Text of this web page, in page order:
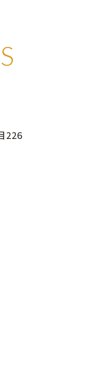
226